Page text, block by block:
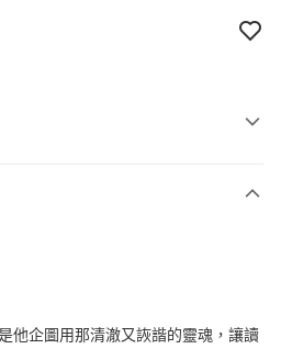
他企圖用那清澈又詼諧的靈魂，讓讀